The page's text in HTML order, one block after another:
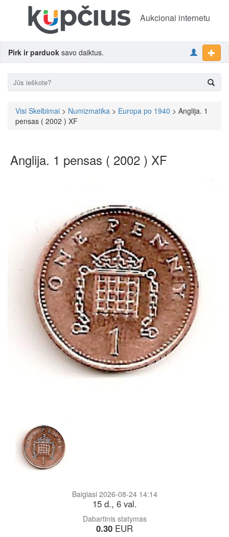
Aukcionai internetu
Pirk ir parduok savo daiktus.
Visi Skelbimai > Numizmatika > Europa po 1940 > Anglija. 1
pensas ( 2002 ) XF
Anglija. 1 pensas ( 2002 ) XF
Dabartinis statymas
0.30 EUR
Baigiasi 2026-08-24 14:14
15 d., 6 val.